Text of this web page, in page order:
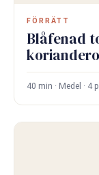
FÖRRÄTT
Blåfenad
40 min · Medel · 4